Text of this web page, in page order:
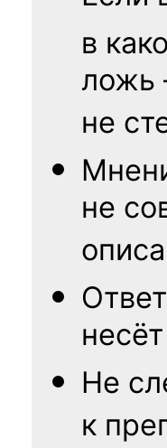
в
ложь
не
не
Не
к